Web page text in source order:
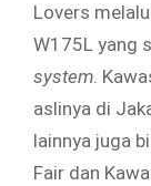
Lovers
W175L yang
system.
aslinya di
lainnya juga
Fair dan